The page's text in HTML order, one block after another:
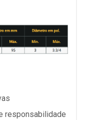
responsabilidade